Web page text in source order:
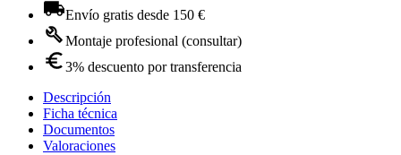
Envío gratis desde 150 €
Montaje profesional (consultar)
3% descuento por transferencia
Descripción
Ficha técnica
Documentos
Valoraciones